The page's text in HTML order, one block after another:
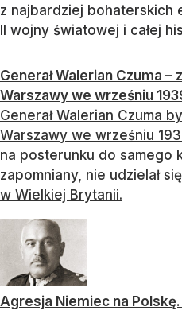
z najbardziej bohaterskich
II wojny światowej i całej
Generał Walerian Czuma
Warszawy we wrześniu
Generał Walerian Czuma
Warszawy we wrześniu
na posterunku do samego
zapomniany, nie udzielał
w Wielkiej Brytanii.
Agresja Niemiec na